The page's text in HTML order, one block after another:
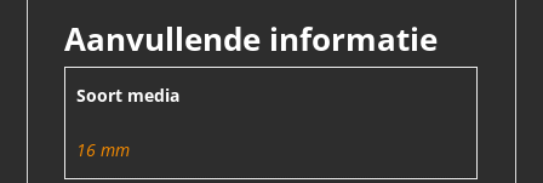
Aanvullende informatie
Soort media
16 mm